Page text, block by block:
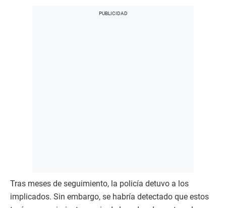
Tras meses de seguimiento, la policía detuvo a los
implicados. Sin embargo, se habría detectado que estos